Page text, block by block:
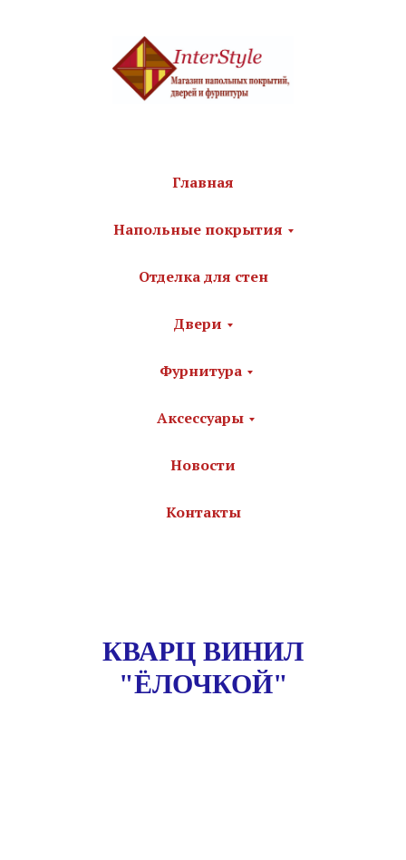
Главная
Напольные покрытия
Отделка для стен
Двери
Фурнитура
Аксессуары
Новости
Контакты
КВАРЦ ВИНИЛ
"ЁЛОЧКОЙ"